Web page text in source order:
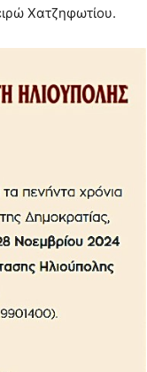
Χατζηφωτίου.